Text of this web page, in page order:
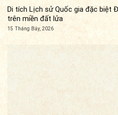
Di tích Lịch sử Quốc gia đặc biệt
trên miền đất lửa
15 Tháng Bảy, 2026